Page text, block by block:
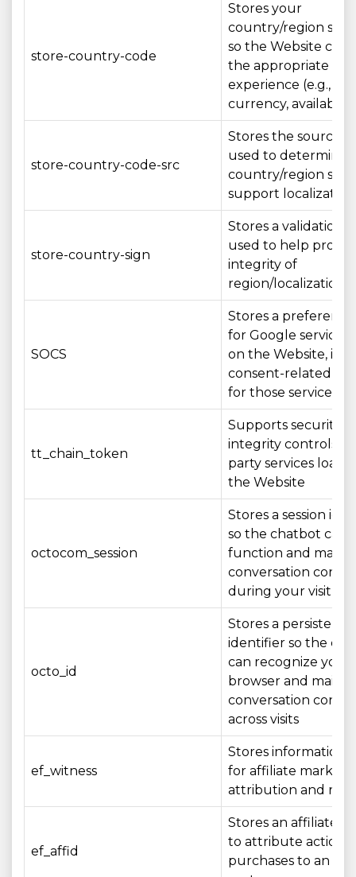
store-country-code
Stores your
country/region
so the Website can
the appropriate
experience (e.g.,
currency,
store-country-code-src
Stores the source/
used to determine
country/region
support
store-country-sign
Stores a validation
used to help
integrity of
region/localization
SOCS
Stores a
for Google services
on the Website,
consent-related
for those services
tt_chain_token
Supports security
integrity controls
party services
the Website
octocom_session
Stores a session
so the chatbot can
function and
conversation
during your visit
octo_id
Stores a persistent
identifier so the
can recognize your
browser and
conversation
across visits
ef_witness
Stores information
for affiliate
attribution and
ef_affid
Stores an affiliate
to attribute actions
purchases to an